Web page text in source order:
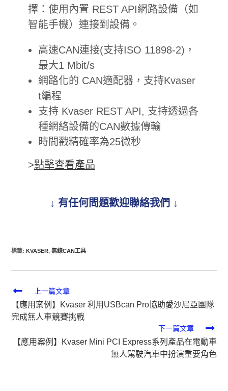
擇：使用內置 REST API網路設備（如
智能手機）連接到設備。
高速CAN連接(支持ISO 11898-2)，
最大1 Mbit/s
網路化的 CAN適配器，支持Kvaser
t編程
支持 Kvaser REST API, 支持透過各
種網絡設備的CAN數據傳輸
時間戳精確率為25微秒
>點擊查看產品
↓ 有任何問題歡迎聯絡我們 ↓
標籤:KVASER, 無線CAN工具
上一篇文章
【應用案例】Kvaser 利用USBcan Pro協助愛沙尼亞團隊
完成無人車競賽挑戰
下一篇文章
【應用案例】Kvaser Mini PCI Express系列產品在電動車
無人駕駛汽車中扮演重要角色